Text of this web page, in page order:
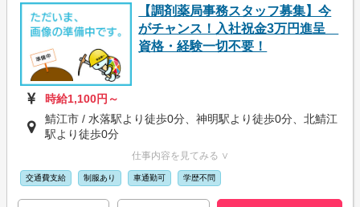
【調剤薬局事務スタッフ募集】今
がチャンス！入社祝金3万円進呈
資格・経験一切不要！
時給1,100円～
鯖江市 / 水落駅より徒歩0分、神明駅より徒歩0分、北鯖江
駅より徒歩0分
仕事内容を見てみる ∨
交通費支給 制服あり 車通勤可 学歴不問